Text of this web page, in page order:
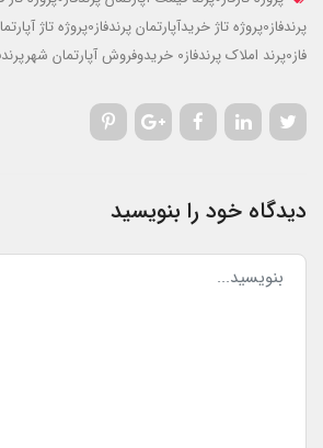
پرندفاز0پروژه تاژ
خریدآپارتمان پرندفاز0پروژه تاژ
آپارتمان
فاز0پرند
املاک پرندفاز0 خریدوفروش آپارتمان
دیدگاه خود را بنویسید